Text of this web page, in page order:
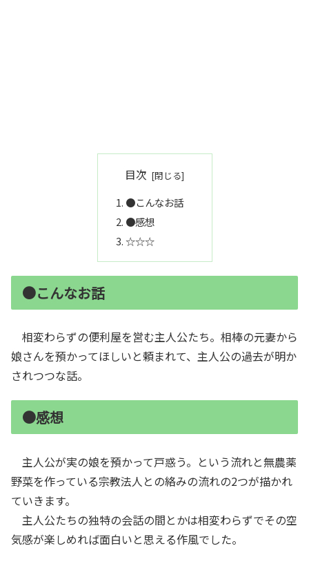
目次
●こんなお話
●感想
☆☆☆
●こんなお話
相変わらずの便利屋を営む主人公たち。相棒の元妻から
娘さんを預かってほしいと頼まれて、主人公の過去が明か
されつつな話。
●感想
主人公が実の娘を預かって戸惑う。という流れと無農薬
野菜を作っている宗教法人との絡みの流れの2つが描かれ
ていきます。
主人公たちの独特の会話の間とかは相変わらずでその空
気感が楽しめれば面白いと思える作風でした。